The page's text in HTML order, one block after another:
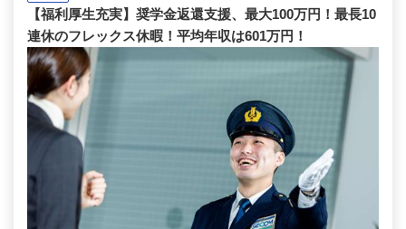
【福利厚生充実】奨学金返還支援、最大100万円！最長10
連休のフレックス休暇！平均年収は601万円！